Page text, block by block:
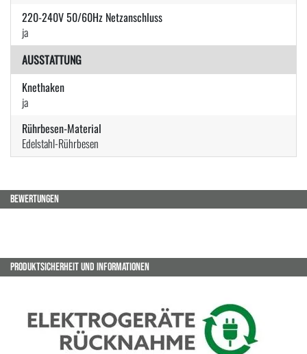
220-240V 50/60Hz Netzanschluss
ja
AUSSTATTUNG
Knethaken
ja
Rührbesen-Material
Edelstahl-Rührbesen
BEWERTUNGEN
PRODUKTSICHERHEIT UND INFORMATIONEN